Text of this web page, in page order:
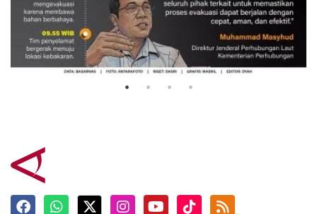
Evakuasi korban kebakaran KM
Mutiara Sentosa 2
3 Agustus 2026